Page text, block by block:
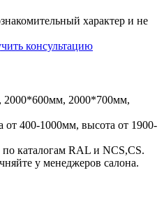
характер и не
консультацию
2000*600мм, 2000*700мм,
от 400-1000мм, высота от 1900-
по каталогам RAL и NCS,CS.
у менеджеров салона.